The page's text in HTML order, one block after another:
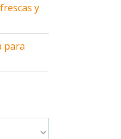
y
para